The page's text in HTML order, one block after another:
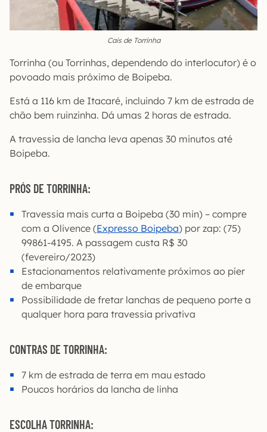
Cais de Torrinha
Torrinha (ou Torrinhas, dependendo do interlocutor) é o
povoado mais próximo de Boipeba.
Está a 116 km de Itacaré, incluindo 7 km de estrada de
chão bem ruinzinha. Dá umas 2 horas de estrada.
A travessia de lancha leva apenas 30 minutos até
Boipeba.
PRÓS DE TORRINHA:
Travessia mais curta a Boipeba (30 min) – compre
com a Olivence (Expresso Boipeba) por zap: (75)
99861-4195. A passagem custa R$ 30
(fevereiro/2023)
Estacionamentos relativamente próximos ao píer
de embarque
Possibilidade de fretar lanchas de pequeno porte a
qualquer hora para travessia privativa
CONTRAS DE TORRINHA:
7 km de estrada de terra em mau estado
Poucos horários da lancha de linha
ESCOLHA TORRINHA: